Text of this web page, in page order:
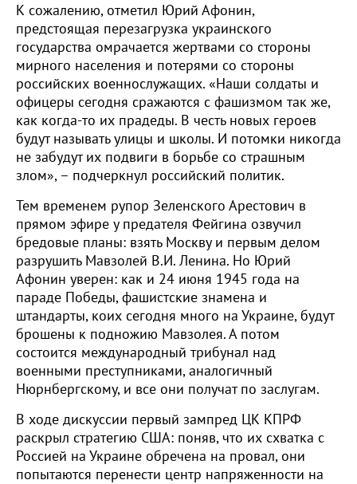
К сожалению, отметил Юрий Афонин,
предстоящая перезагрузка украинского
государства омрачается жертвами со стороны
мирного населения и потерями со стороны
российских военнослужащих. «Наши солдаты и
офицеры сегодня сражаются с фашизмом так же,
как когда-то их прадеды. В честь новых героев
будут называть улицы и школы. И потомки никогда
не забудут их подвиги в борьбе со страшным
злом», – подчеркнул российский политик.
Тем временем рупор Зеленского Арестович в
прямом эфире у предателя Фейгина озвучил
бредовые планы: взять Москву и первым делом
разрушить Мавзолей В.И. Ленина. Но Юрий
Афонин уверен: как и 24 июня 1945 года на
параде Победы, фашистские знамена и
штандарты, коих сегодня много на Украине, будут
брошены к подножию Мавзолея. А потом
состоится международный трибунал над
военными преступниками, аналогичный
Нюрнбергскому, и все они получат по заслугам.
В ходе дискуссии первый зампред ЦК КПРФ
раскрыл стратегию США: поняв, что их схватка с
Россией на Украине обречена на провал, они
попытаются перенести центр напряженности на